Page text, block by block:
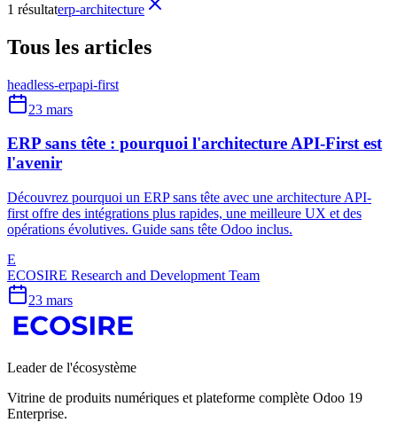
1 résultaterp-architecture
Tous les articles
headless-erpapi-first
23 mars
ERP sans tête : pourquoi l'architecture API-First est
l'avenir
Découvrez pourquoi un ERP sans tête avec une architecture API-
first offre des intégrations plus rapides, une meilleure UX et des
opérations évolutives. Guide sans tête Odoo inclus.
E
ECOSIRE Research and Development Team
23 mars
Leader de l'écosystème
Vitrine de produits numériques et plateforme complète Odoo 19
Enterprise.